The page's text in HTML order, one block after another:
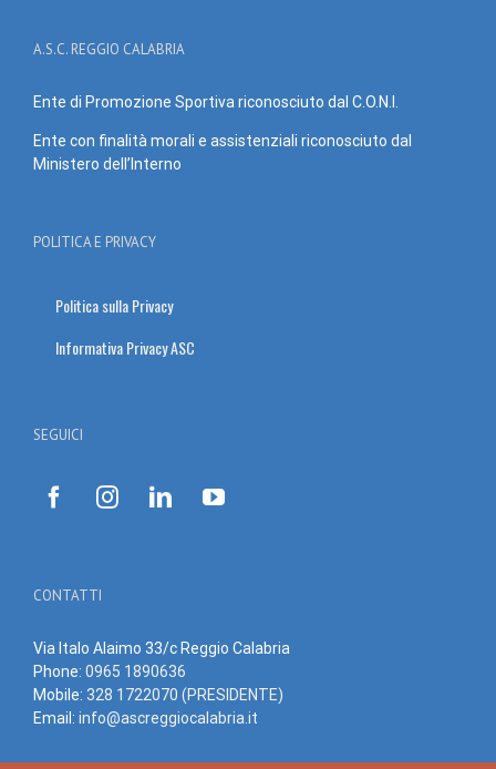
A.S.C. REGGIO CALABRIA
Ente di Promozione Sportiva riconosciuto dal C.O.N.I.
Ente con finalità morali e assistenziali riconosciuto dal
Ministero dell’Interno
POLITICA E PRIVACY
Politica sulla Privacy
Informativa Privacy ASC
SEGUICI
CONTATTI
Via Italo Alaimo 33/c Reggio Calabria
Phone: 0965 1890636
Mobile: 328 1722070 (PRESIDENTE)
Email: info@ascreggiocalabria.it